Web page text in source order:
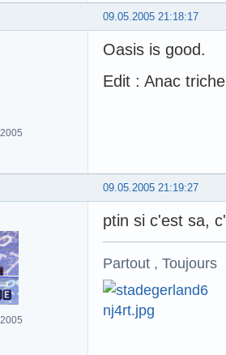
09.05.2005 21:18:17
Oasis is good.
Edit : Anac
09.05.2005 21:19:27
ptin si c'est sa,
Partout , Toujours